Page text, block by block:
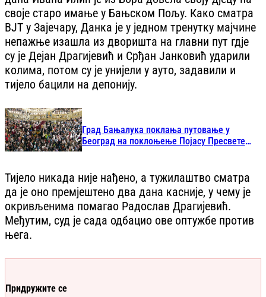
своје старо имање у Бањском Пољу. Како сматра
ВЈТ у Зајечару, Данка је у једном тренутку мајчине
непажње изашла из дворишта на главни пут гдје
су је Дејан Драгијевић и Срђан Јанковић ударили
колима, потом су је унијели у ауто, задавили и
тијело бацили на депонију.
Град Бањалука поклања путовање у
Београд на поклоњење Појасу Пресвете
Богородице
Тијело никада није нађено, а тужилаштво сматра
да је оно премјештено два дана касније, у чему је
окривљенима помагао Радослав Драгијевић.
Међутим, суд је сада одбацио ове оптужбе против
њега.
Придружите се